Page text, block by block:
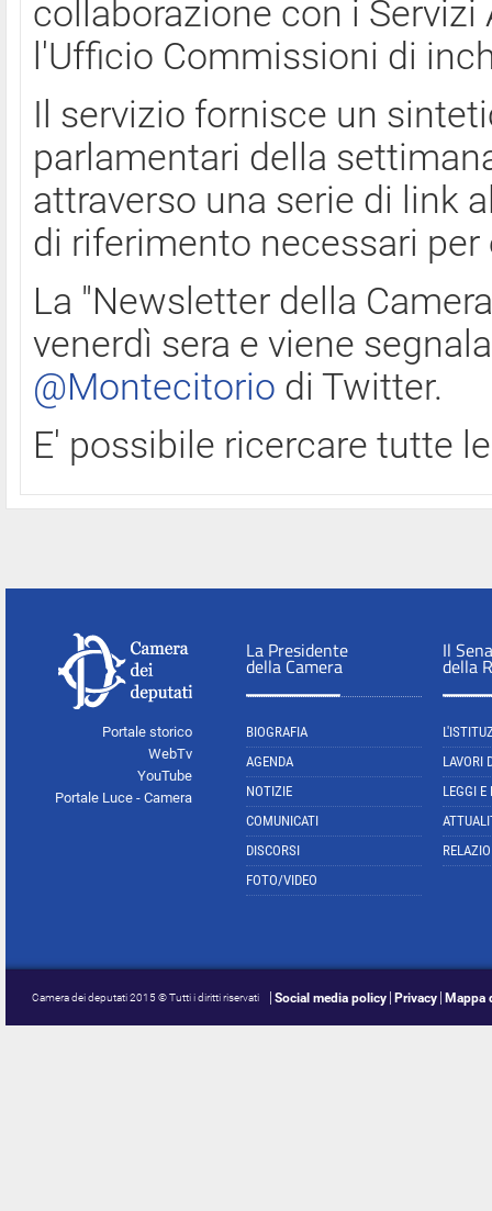
collaborazione con i
l'Ufficio Commissioni di
Il servizio fornisce un
parlamentari della
attraverso una serie di link
di riferimento necessari
La "Newsletter della
venerdì sera e viene
@Montecitorio di Twitter.
E' possibile ricercare tutte
Portale storico
WebTv
YouTube
Portale Luce - Camera
La Presidente
della Camera
BIOGRAFIA
AGENDA
NOTIZIE
COMUNICATI
DISCORSI
FOTO/VIDEO
Il
della
LAVORI
LEGGI E
Camera dei deputati 2015 © Tutti i diritti riservati Social media policy Privacy Mappa